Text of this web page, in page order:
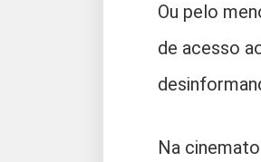
Ou pelo
de acesso
Na